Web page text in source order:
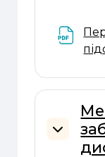
Згорнути